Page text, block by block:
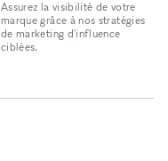
Assurez la visibilité de votre
marque grâce à nos stratégies
de marketing d'influence
ciblées.